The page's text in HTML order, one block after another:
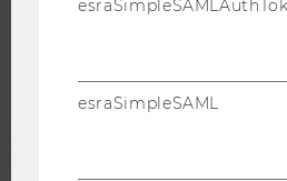
esraSimpleSAML